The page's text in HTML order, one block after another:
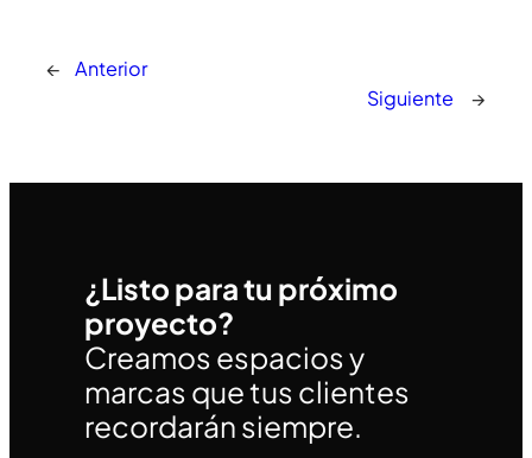
←
Anterior
Siguiente
→
¿Listo para tu próximo
proyecto?
Creamos espacios y
marcas que tus clientes
recordarán siempre.